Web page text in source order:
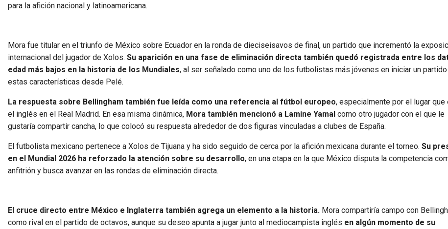
para la afición nacional y latinoamericana.
Mora fue titular en el triunfo de México sobre Ecuador en la ronda de dieciseisavos de final, un partido que incrementó la
internacional del jugador de Xolos. Su aparición en una fase de eliminación directa también quedó registrada entre los
edad más bajos en la historia de los Mundiales, al ser señalado como uno de los futbolistas más jóvenes en iniciar un
estas características desde Pelé.
La respuesta sobre Bellingham también fue leída como una referencia al fútbol europeo, especialmente por el lugar que
el inglés en el Real Madrid. En esa misma dinámica, Mora también mencionó a Lamine Yamal como otro jugador con el que le
gustaría compartir cancha, lo que colocó su respuesta alrededor de dos figuras vinculadas a clubes de España.
El futbolista mexicano pertenece a Xolos de Tijuana y ha sido seguido de cerca por la afición mexicana durante el torneo. Su
en el Mundial 2026 ha reforzado la atención sobre su desarrollo, en una etapa en la que México disputa la competencia
anfitrión y busca avanzar en las rondas de eliminación directa.
El cruce directo entre México e Inglaterra también agrega un elemento a la historia. Mora compartiría campo con
como rival en el partido de octavos, aunque su deseo apunta a jugar junto al mediocampista inglés en algún momento de su